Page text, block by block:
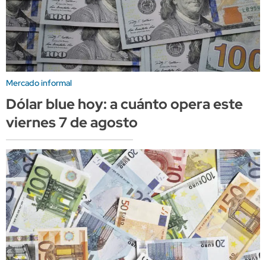
Mercado informal
Dólar blue hoy: a cuánto opera este
viernes 7 de agosto